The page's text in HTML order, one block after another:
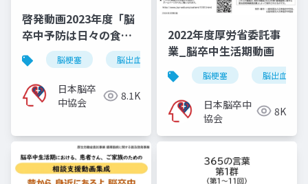
啓発動画2023年度「脳
卒中予防は日々の食事
から」脳梗塞 脳出血 くも膜下出血 脳卒中
日本脳卒
中協会
8.1K
2022年度厚労省委託事
業_脳卒中生活期動画
脳梗塞 脳出血
日本脳卒中
協会
8K